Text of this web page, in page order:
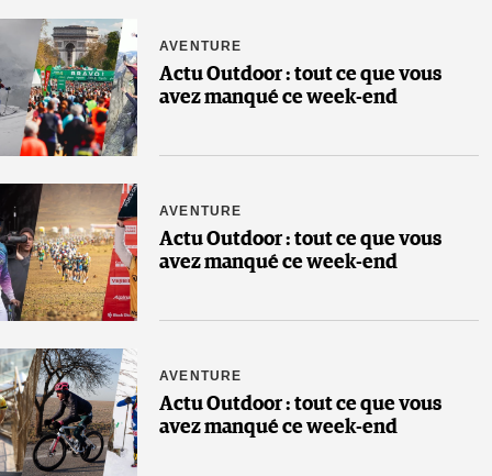
AVENTURE
Actu Outdoor : tout ce que vous
avez manqué ce week-end
AVENTURE
Actu Outdoor : tout ce que vous
avez manqué ce week-end
AVENTURE
Actu Outdoor : tout ce que vous
avez manqué ce week-end